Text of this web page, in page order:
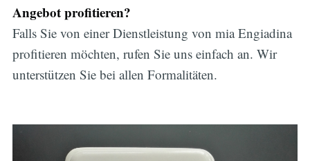
Angebot profitieren?
Falls Sie von einer Dienstleistung von mia Engiadina
profitieren möchten, rufen Sie uns einfach an. Wir
unterstützen Sie bei allen Formalitäten.